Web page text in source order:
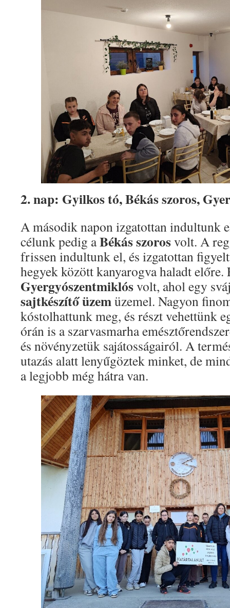
2. nap: Gyilkos tó, Békás szoros,
A második napon izgatottan indultunk
célunk pedig aBékás szorosvolt. A
frissen indultunk el, és izgatottan
hegyek között kanyarogva haladt
Gyergyószentmiklósvolt, ahol egy
sajtkészítő üzemüzemel. Nagyon
kóstolhattunk meg, és részt vehettünk
órán is a szarvasmarha
és növényzetük sajátosságairól. A
utazás alatt lenyűgöztek minket, de
a legjobb még hátra van.